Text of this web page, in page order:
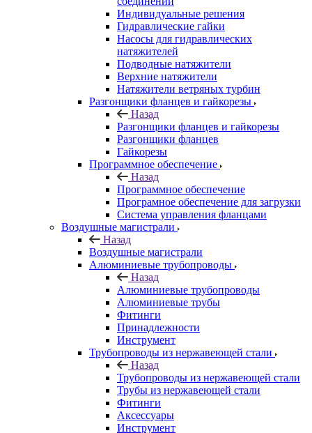
Индивидуальные решения
Гидравлические гайки
Насосы для гидравлических
натяжителей
Подводные натяжители
Верхние натяжители
Натяжители ветряных турбин
Разгонщики фланцев и гайкорезы
Назад
Разгонщики фланцев и гайкорезы
Разгонщики фланцев
Гайкорезы
Программное обеспечение
Назад
Программное обеспечение
Програмное обеспечение для загрузки
Система управления фланцами
Воздушные магистрали
Назад
Воздушные магистрали
Алюминиевые трубопроводы
Назад
Алюминиевые трубопроводы
Алюминиевые трубы
Фитинги
Принадлежности
Инструмент
Трубопроводы из нержавеющей стали
Назад
Трубопроводы из нержавеющей стали
Трубы из нержавеющей стали
Фитинги
Аксессуары
Инструмент